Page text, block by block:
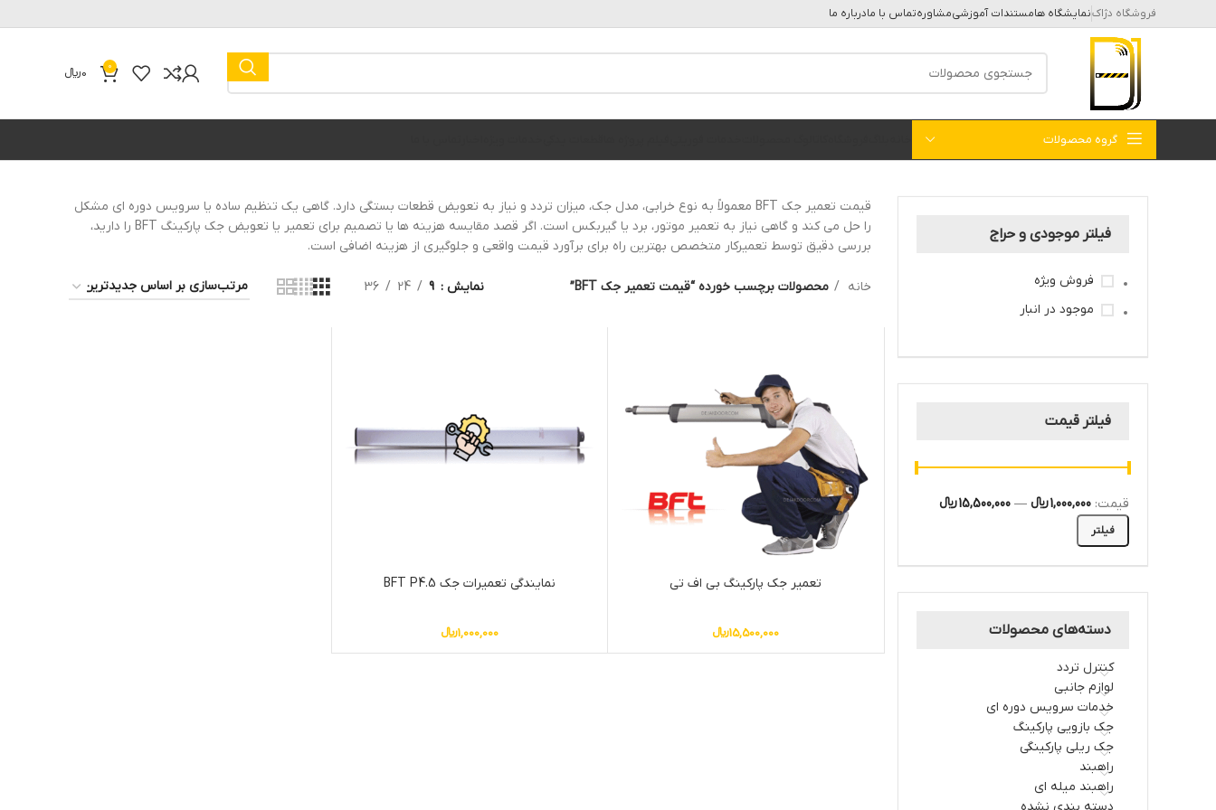
فروشگاه دژاکنمایشگاه هامستندات آموزشیمشاورهتماس با مادرباره ما
0
0﷼
گروه محصولات
فیلتر موجودی و حراج
فروش ویژه
موجود در انبار
فیلتر قیمت
فیلتر
قیمت: 1,000,000 ﷼ — 15,500,000 ﷼
دسته‌های محصولات
کنترل تردد
لوازم جانبی
خدمات سرویس دوره ای
جک بازویی پارکینگ
جک ریلی پارکینگی
راهبند
راهبند میله ای
قیمت تعمیر جک BFT معمولاً به نوع خرابی، مدل جک، میزان تردد و نیاز به تعویض قطعات بستگی دارد. گاهی یک تنظیم ساده یا سرویس دوره ای مشکل
را حل می کند و گاهی نیاز به تعمیر موتور، برد یا گیربکس است. اگر قصد مقایسه هزینه ها یا تصمیم برای تعمیر یا تعویض جک پارکینگ BFT را دارید،
بررسی دقیق توسط تعمیرکار متخصص بهترین راه برای برآورد قیمت واقعی و جلوگیری از هزینه اضافی است.
خانه محصولات برچسب خورده “قیمت تعمیر جک BFT” نمایش 9
24
36
تعمیر جک پارکینگ بی اف تی
15,500,000﷼
نمایندگی تعمیرات جک BFT P4.5
1,000,000﷼